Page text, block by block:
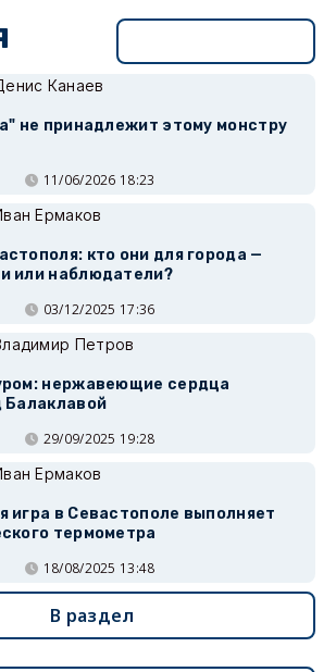
Канаев
не принадлежит этому монстру
11/06/2026 18:23
Ермаков
кто они для города —
или наблюдатели?
03/12/2025 17:36
Петров
нержавеющие сердца
Балаклавой
29/09/2025 19:28
Ермаков
игра в Севастополе выполняет
термометра
18/08/2025 13:48
В раздел